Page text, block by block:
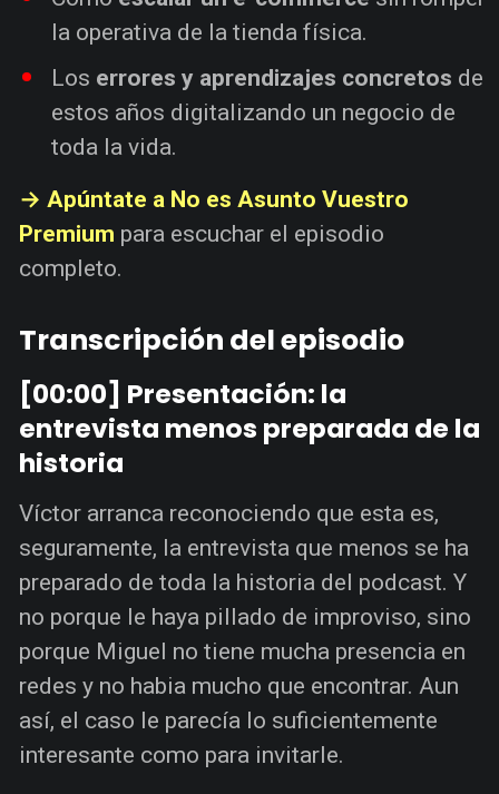
la operativa de la tienda física.
Los errores y aprendizajes concretos de
estos años digitalizando un negocio de
toda la vida.
→ Apúntate a No es Asunto Vuestro
Premium para escuchar el episodio
completo.
Transcripción del episodio
[00:00] Presentación: la
entrevista menos preparada de la
historia
Víctor arranca reconociendo que esta es,
seguramente, la entrevista que menos se ha
preparado de toda la historia del podcast. Y
no porque le haya pillado de improviso, sino
porque Miguel no tiene mucha presencia en
redes y no habia mucho que encontrar. Aun
así, el caso le parecía lo suficientemente
interesante como para invitarle.